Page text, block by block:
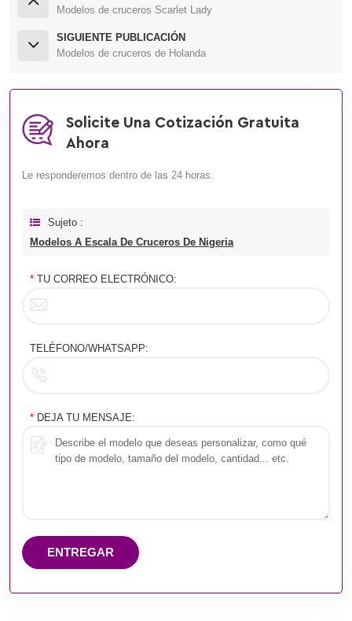
Modelos de cruceros Scarlet Lady
SIGUIENTE PUBLICACIÓN
Modelos de cruceros de Holanda
Solicite Una Cotización Gratuita
Ahora
Le responderemos dentro de las 24 horas.
Sujeto :
Modelos A Escala De Cruceros De Nigeria
* TU CORREO ELECTRÓNICO:
TELÉFONO/WHATSAPP:
* DEJA TU MENSAJE:
ENTREGAR